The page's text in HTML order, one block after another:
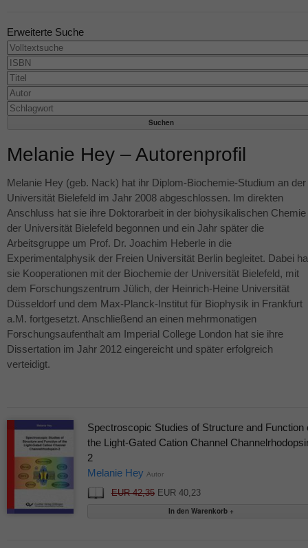
Erweiterte Suche
Melanie Hey – Autorenprofil
Melanie Hey (geb. Nack) hat ihr Diplom-Biochemie-Studium an der
Universität Bielefeld im Jahr 2008 abgeschlossen. Im direkten
Anschluss hat sie ihre Doktorarbeit in der biohysikalischen Chemie
der Universität Bielefeld begonnen und ein Jahr später die
Arbeitsgruppe um Prof. Dr. Joachim Heberle in die
Experimentalphysik der Freien Universität Berlin begleitet. Dabei
sie Kooperationen mit der Biochemie der Universität Bielefeld, mit
dem Forschungszentrum Jülich, der Heinrich-Heine Universität
Düsseldorf und dem Max-Planck-Institut für Biophysik in Frankfurt
a.M. fortgesetzt. Anschließend an einen mehrmonatigen
Forschungsaufenthalt am Imperial College London hat sie ihre
Dissertation im Jahr 2012 eingereicht und später erfolgreich
verteidigt.
Spectroscopic Studies of Structure and Function
the Light-Gated Cation Channel
2
Melanie Hey Autor
EUR 42,35EUR 40,23